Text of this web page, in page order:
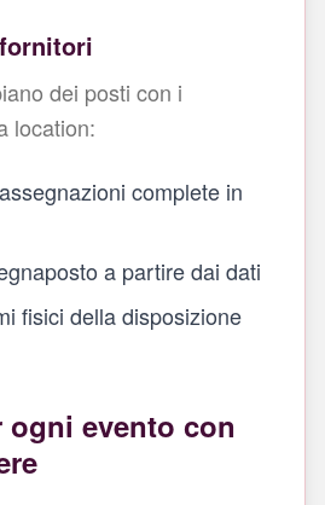
dei posti con i
location:
complete in
a partire dai dati
fisici della disposizione
ogni evento con